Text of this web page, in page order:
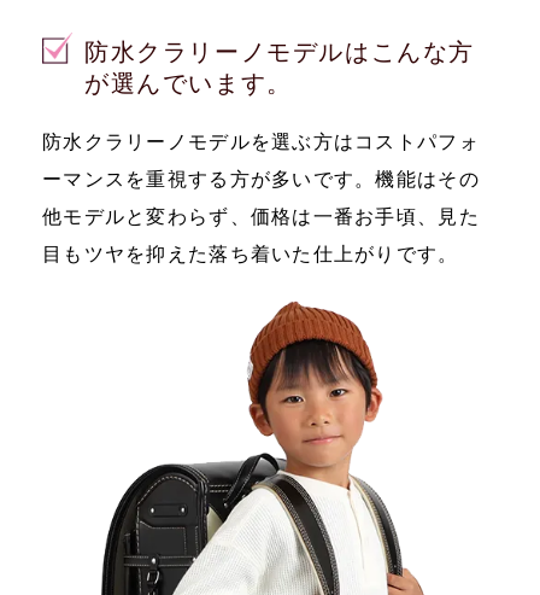
防水クラリーノモデルはこんな方
が選んでいます。
防水クラリーノモデルを選ぶ方はコストパフォ
ーマンスを重視する方が多いです。機能はその
他モデルと変わらず、価格は一番お手頃、見た
目もツヤを抑えた落ち着いた仕上がりです。